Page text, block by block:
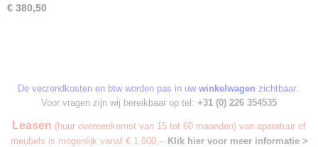
€ 380,50
De verzendkosten en btw worden pas in uw winkelwagen zichtbaar.
Voor vragen zijn wij bereikbaar op tel: +31 (0) 226 354535
Leasen (huur overeenkomst van 15 tot 60 maanden) van aparatuur of
meubels is mogenlijk vanaf € 1.000,-- Klik hier voor meer informatie >